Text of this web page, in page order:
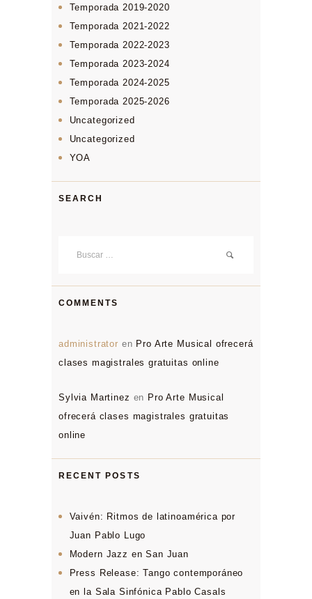
Temporada 2019-2020
Temporada 2021-2022
Temporada 2022-2023
Temporada 2023-2024
Temporada 2024-2025
Temporada 2025-2026
Uncategorized
Uncategorized
YOA
SEARCH
COMMENTS
administrator en Pro Arte Musical ofrecerá
clases magistrales gratuitas online
Sylvia Martinez en Pro Arte Musical
ofrecerá clases magistrales gratuitas
online
RECENT POSTS
Vaivén: Ritmos de latinoamérica por
Juan Pablo Lugo
Modern Jazz en San Juan
Press Release: Tango contemporáneo
en la Sala Sinfónica Pablo Casals